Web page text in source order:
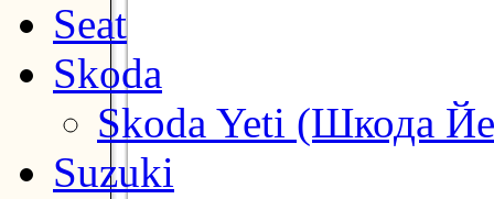
Seat
Skoda
Skoda Yeti (Шкода
Suzuki